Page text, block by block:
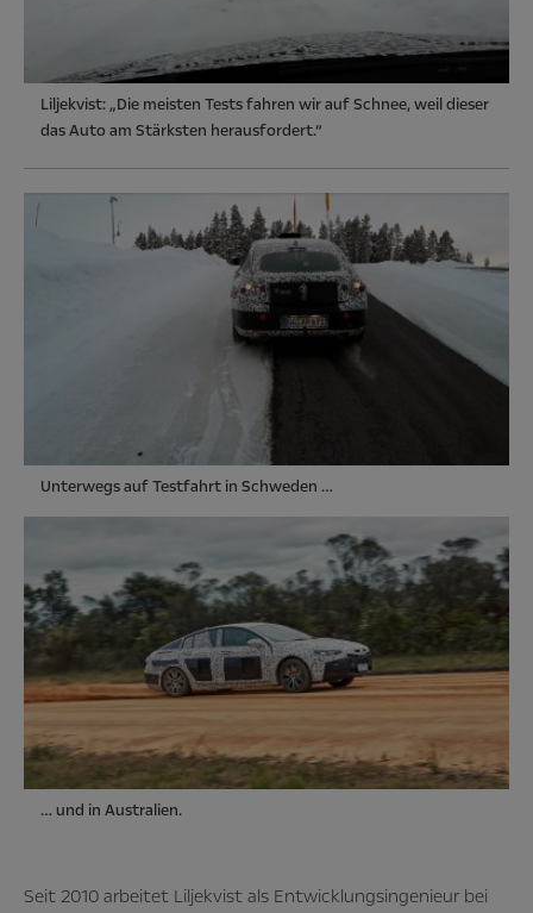
Liljekvist: „Die meisten Tests fahren wir auf Schnee, weil dieser
das Auto am Stärksten herausfordert.“
Unterwegs auf Testfahrt in Schweden …
… und in Australien.
Seit 2010 arbeitet Liljekvist als Entwicklungsingenieur bei